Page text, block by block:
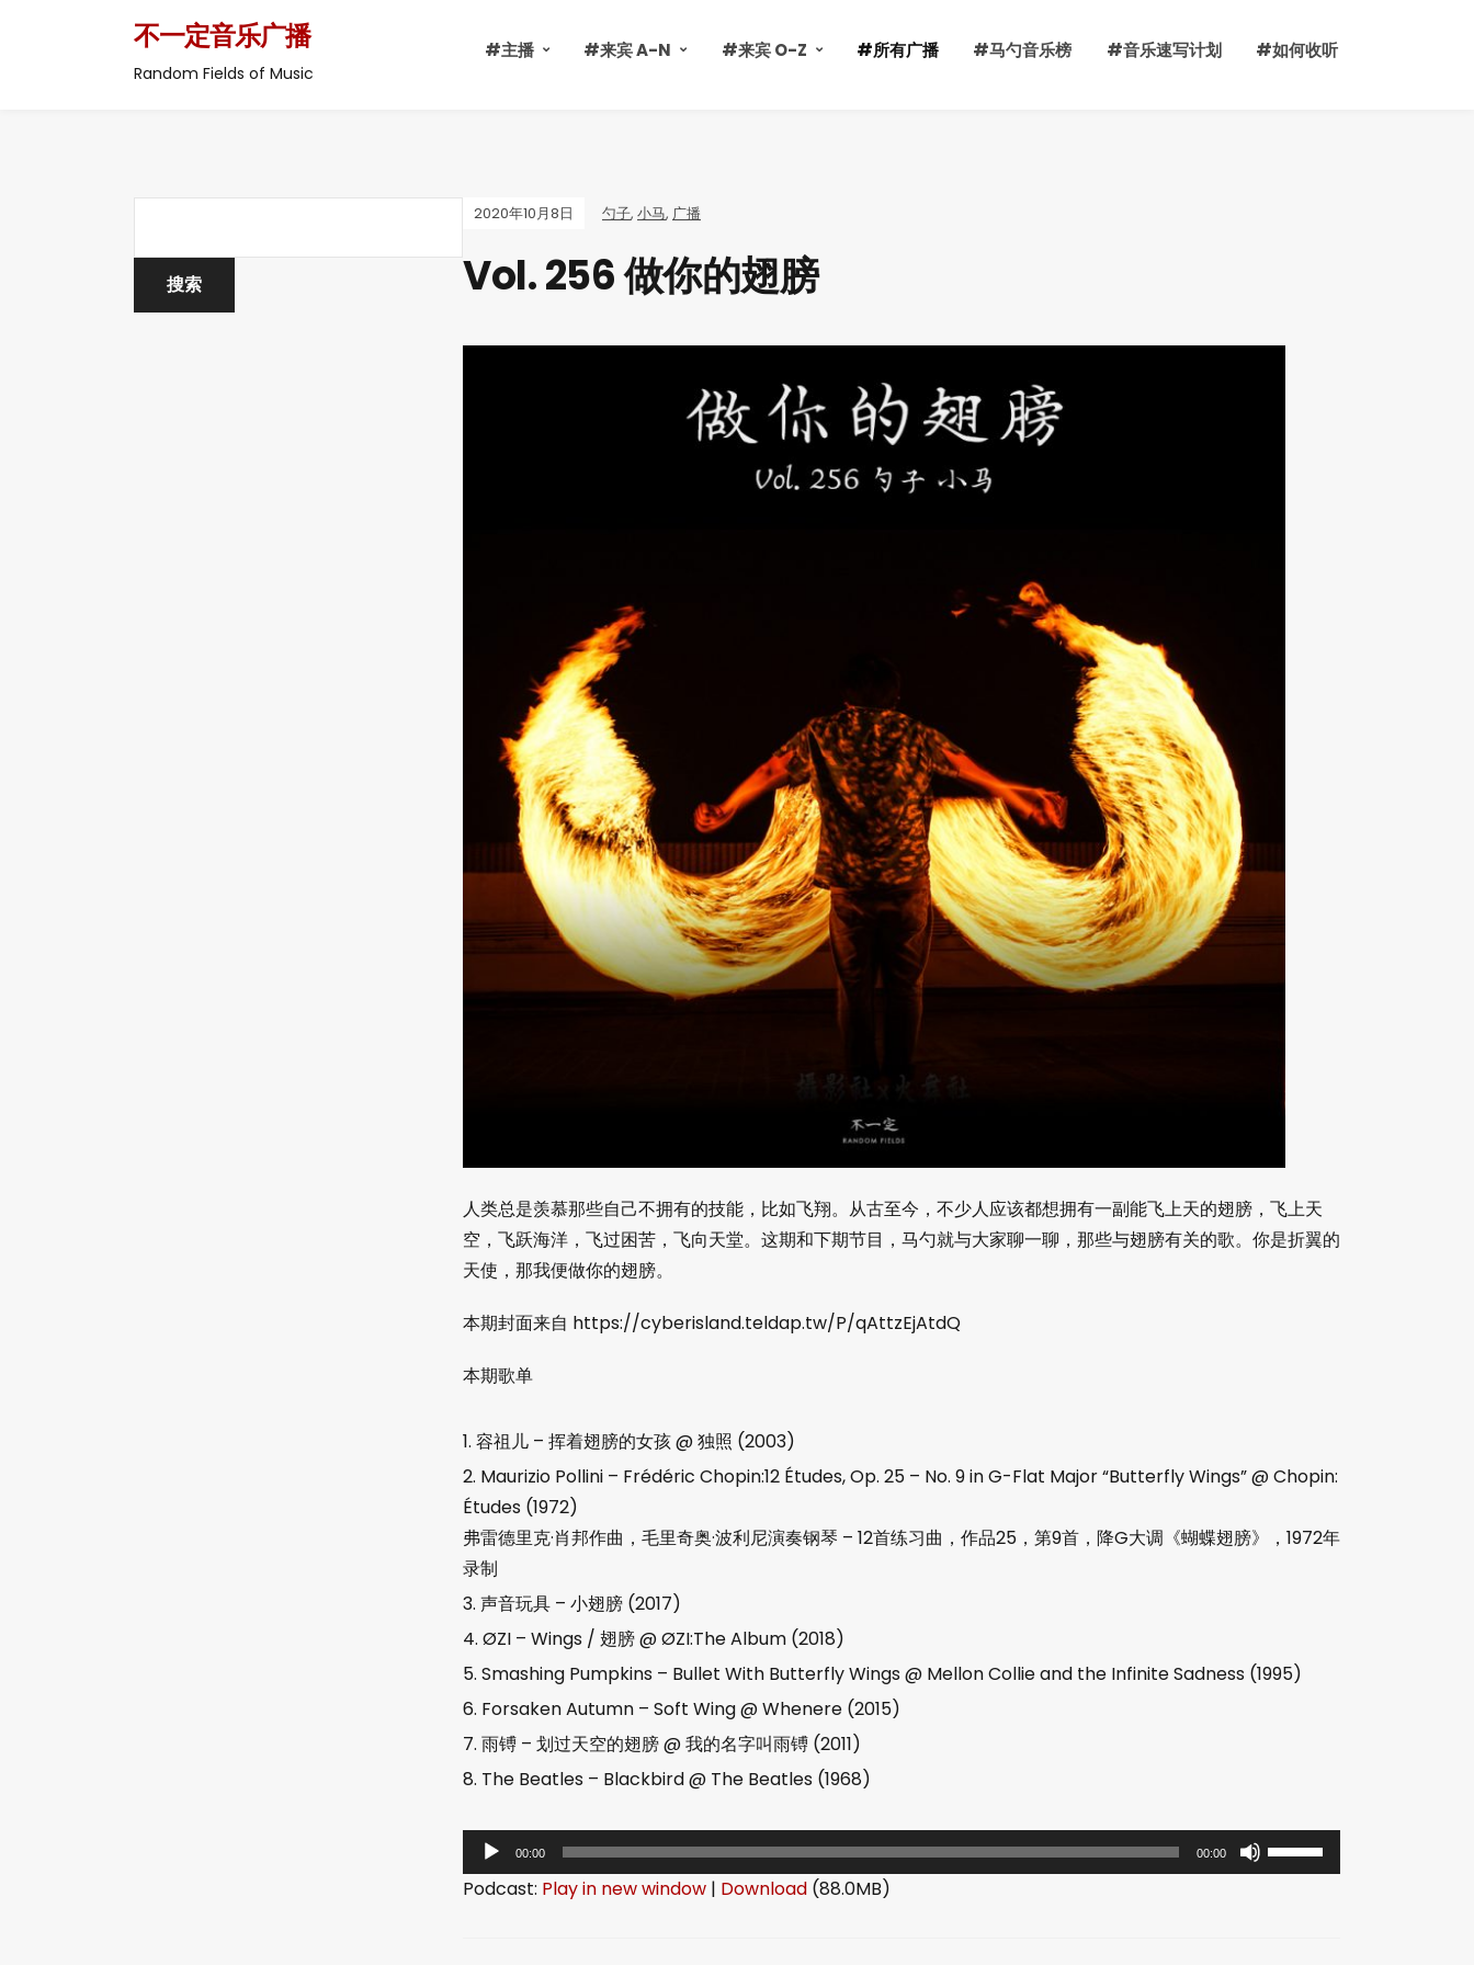
不一定音乐广播
Random Fields of Music
#主播 #来宾 A-N #来宾 O-Z #所有广播 #马勺音乐榜 #音乐速写计划 #如何收听
2020年10月8日 勺子, 小马, 广播
Vol. 256 做你的翅膀
人类总是羡慕那些自己不拥有的技能，比如飞翔。从古至今，不少人应该都想拥有一副能飞上天的翅膀，飞上天
空，飞跃海洋，飞过困苦，飞向天堂。这期和下期节目，马勺就与大家聊一聊，那些与翅膀有关的歌。你是折翼的
天使，那我便做你的翅膀。
本期封面来自 https://cyberisland.teldap.tw/P/qAttzEjAtdQ
本期歌单
容祖儿 – 挥着翅膀的女孩 @ 独照 (2003)
Maurizio Pollini – Frédéric Chopin:12 Études, Op. 25 – No. 9 in G-Flat Major “Butterfly Wings” @ Chopin:
Études (1972)
弗雷德里克·肖邦作曲，毛里奇奥·波利尼演奏钢琴 – 12首练习曲，作品25，第9首，降G大调《蝴蝶翅膀》，1972年
录制
声音玩具 – 小翅膀 (2017)
ØZI – Wings / 翅膀 @ ØZI:The Album (2018)
Smashing Pumpkins – Bullet With Butterfly Wings @ Mellon Collie and the Infinite Sadness (1995)
Forsaken Autumn – Soft Wing @ Whenere (2015)
雨镈 – 划过天空的翅膀 @ 我的名字叫雨镈 (2011)
The Beatles – Blackbird @ The Beatles (1968)
频
00:00 00:00
使
用
Podcast: Play in new window | Download (88.0MB)